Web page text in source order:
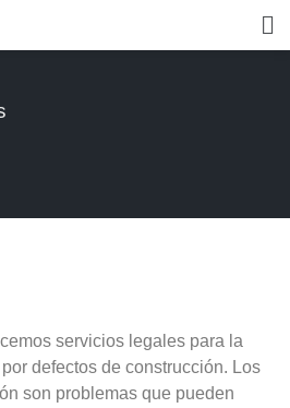
servicios legales para la
defectos de construcción. Los
son problemas que pueden